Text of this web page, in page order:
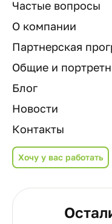
Частые вопросы
О компании
Партнерская
Общие и
Блог
Новости
Контакты
Хочу у вас работать